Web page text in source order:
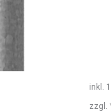
inkl.
zzgl.